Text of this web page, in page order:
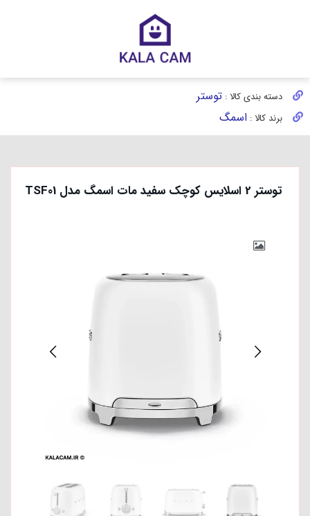
دسته بندی کالا : توستر
برند کالا : اسمگ
توستر 2 اسلایس کوچک سفید مات اسمگ مدل TSF01